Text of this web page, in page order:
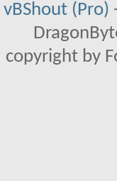
vBShout (Pro)
copyright by